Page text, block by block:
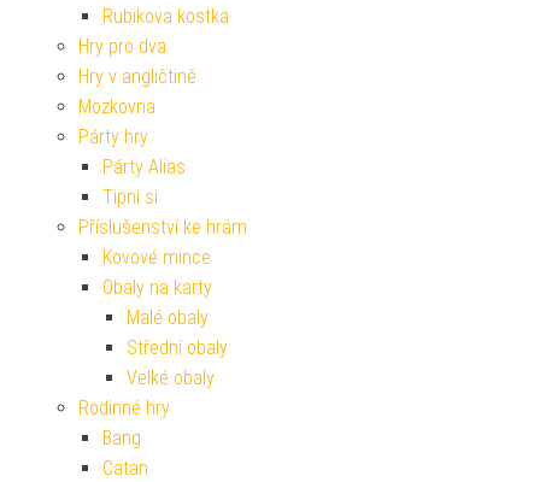
Rubikova kostka
Hry pro dva
Hry v angličtině
Mozkovna
Párty hry
Párty Alias
Tipni si
Příslušenství ke hrám
Kovové mince
Obaly na karty
Malé obaly
Střední obaly
Velké obaly
Rodinné hry
Bang
Catan